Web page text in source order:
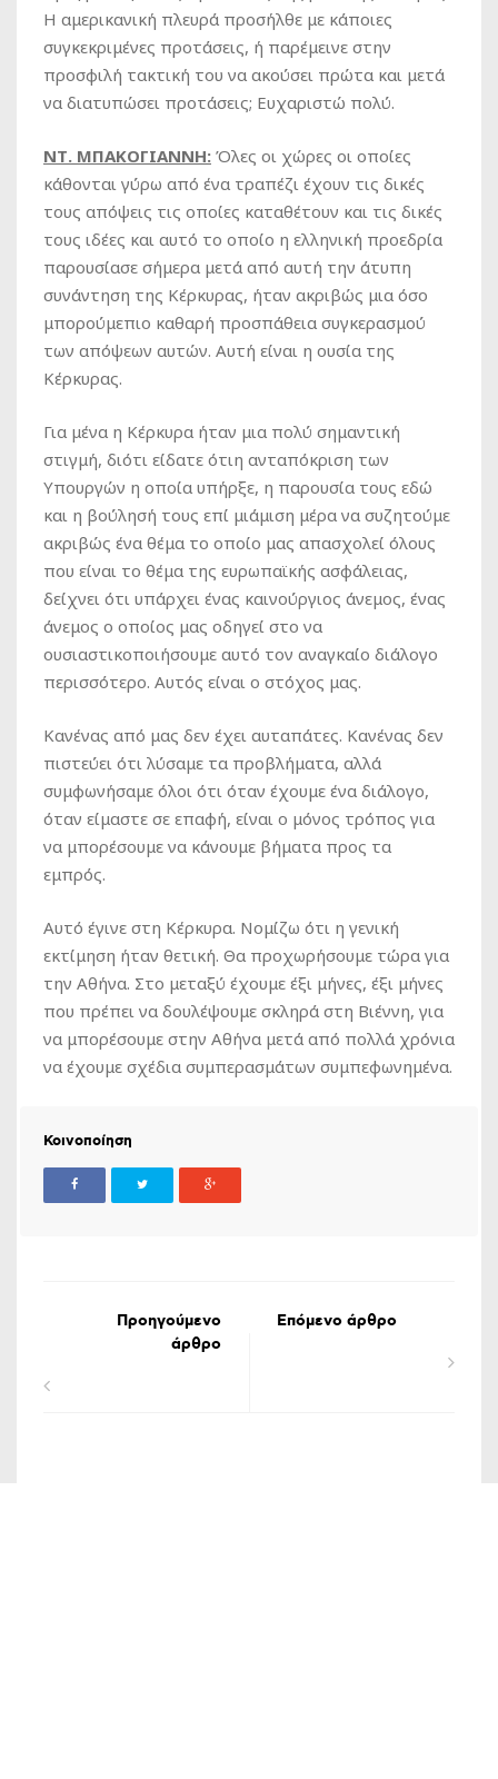
Η αμερικανική πλευρά προσήλθε με κάποιες
συγκεκριμένες προτάσεις, ή παρέμεινε στην
προσφιλή τακτική του να ακούσει πρώτα και μετά
να διατυπώσει προτάσεις; Ευχαριστώ πολύ.
ΝΤ. ΜΠΑΚΟΓΙΑΝΝΗ: Όλες οι χώρες οι οποίες
κάθονται γύρω από ένα τραπέζι έχουν τις δικές
τους απόψεις τις οποίες καταθέτουν και τις δικές
τους ιδέες και αυτό το οποίο η ελληνική προεδρία
παρουσίασε σήμερα μετά από αυτή την άτυπη
συνάντηση της Κέρκυρας, ήταν ακριβώς μια όσο
μπορούμεπιο καθαρή προσπάθεια συγκερασμού
των απόψεων αυτών. Αυτή είναι η ουσία της
Κέρκυρας.
Για μένα η Κέρκυρα ήταν μια πολύ σημαντική
στιγμή, διότι είδατε ότιη ανταπόκριση των
Υπουργών η οποία υπήρξε, η παρουσία τους εδώ
και η βούλησή τους επί μιάμιση μέρα να συζητούμε
ακριβώς ένα θέμα το οποίο μας απασχολεί όλους
που είναι το θέμα της ευρωπαϊκής ασφάλειας,
δείχνει ότι υπάρχει ένας καινούργιος άνεμος, ένας
άνεμος ο οποίος μας οδηγεί στο να
ουσιαστικοποιήσουμε αυτό τον αναγκαίο διάλογο
περισσότερο. Αυτός είναι ο στόχος μας.
Κανένας από μας δεν έχει αυταπάτες. Κανένας δεν
πιστεύει ότι λύσαμε τα προβλήματα, αλλά
συμφωνήσαμε όλοι ότι όταν έχουμε ένα διάλογο,
όταν είμαστε σε επαφή, είναι ο μόνος τρόπος για
να μπορέσουμε να κάνουμε βήματα προς τα
εμπρός.
Αυτό έγινε στη Κέρκυρα. Νομίζω ότι η γενική
εκτίμηση ήταν θετική. Θα προχωρήσουμε τώρα για
την Αθήνα. Στο μεταξύ έχουμε έξι μήνες, έξι μήνες
που πρέπει να δουλέψουμε σκληρά στη Βιέννη, για
να μπορέσουμε στην Αθήνα μετά από πολλά χρόνια
να έχουμε σχέδια συμπερασμάτων συμπεφωνημένα.
Κοινοποίηση
Προηγούμενο
άρθρο
Επόμενο άρθρο